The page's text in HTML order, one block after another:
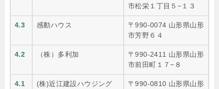
市松栄１丁目５−１３
4.3 感動ハウス
〒990-0074 山形県山形
市芳野６４
4.2 （株）多利加
〒990-2411 山形県山形
市前田町１７−８
4.1
(株)近江建設ハウジング
〒990-0810 山形県山形